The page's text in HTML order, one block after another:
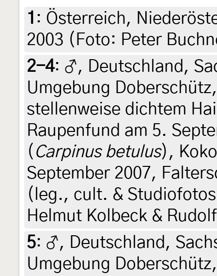
1 : Österreich,
2003 (Foto: Peter
2-4: ♂, Deutschland,
Umgebung
stellenweise dichtem
Raupenfund am 5.
( Carpinus betulus),
September 2007,
(leg., cult. &
Helmut Kolbeck &
5: ♂, Deutschland,
Umgebung